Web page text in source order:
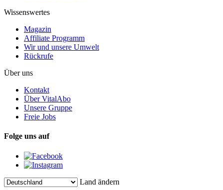
Wissenswertes
Magazin
Affiliate Programm
Wir und unsere Umwelt
Rückrufe
Über uns
Kontakt
Über VitalAbo
Unsere Gruppe
Freie Jobs
Folge uns auf
Land ändern